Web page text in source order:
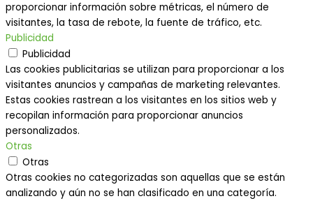
proporcionar información sobre métricas, el número de
visitantes, la tasa de rebote, la fuente de tráfico, etc.
Publicidad
Publicidad
Las cookies publicitarias se utilizan para proporcionar a los
visitantes anuncios y campañas de marketing relevantes.
Estas cookies rastrean a los visitantes en los sitios web y
recopilan información para proporcionar anuncios
personalizados.
Otras
Otras
Otras cookies no categorizadas son aquellas que se están
analizando y aún no se han clasificado en una categoría.